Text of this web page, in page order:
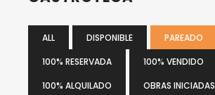
ALL DISPONIBLE PAREADO
100% RESERVADA
100% VENDIDO
100% ALQUILADO
OBRAS INICIADAS